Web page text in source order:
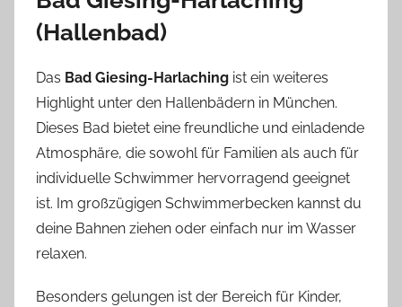
(Hallenbad)
Das Bad Giesing-Harlaching ist ein weiteres
Highlight unter den Hallenbädern in München.
Dieses Bad bietet eine freundliche und einladende
Atmosphäre, die sowohl für Familien als auch für
individuelle Schwimmer hervorragend geeignet
ist. Im großzügigen Schwimmerbecken kannst du
deine Bahnen ziehen oder einfach nur im Wasser
relaxen.
Besonders gelungen ist der Bereich für Kinder,